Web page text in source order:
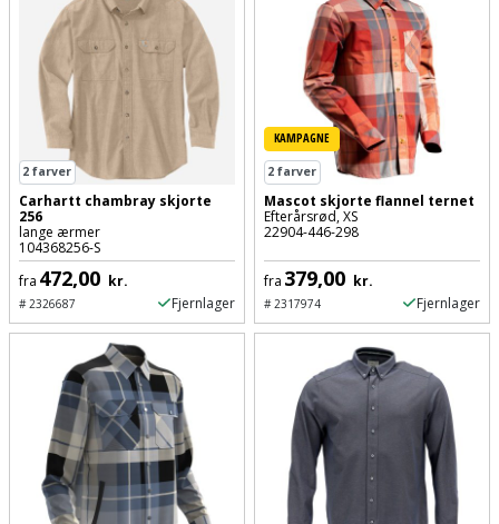
Plastlister
Radonsikring
Rumdeler
Sand
og
grus
Skruer,
bolte
og
møtrikker
Skunklem
Søm
Løfteudstyr
Målebånd
Markeringsværktøj
Mejsel
Murerværktøj
Nedstryger
Nøgleværktøj
Økse
Oliekande
Palleløfter
Flisevibrator
Føringsskinne
Forlængerledning
Fugepistol
Fugtmåler
Gipsskruemaskine
Girafsliber
Girafsliber
tilbehør
Høvl
Industristøvsuger
Gummibåd
og
kajak
Havemøbler
Havepleje
Haveredskaber
Haveslange
og
tilbehør
Havetilbehør
Hegn
Højbede
2farver
Carhartt chambray skjorte
256
lange ærmer
104368256-S
fra 472,00 kr.
#2326687 Fjernlager
KAMPAGNE
2farver
Mascot skjorte flannel ternet
Efterårsrød, XS
22904-446-298
fra 379,00 kr.
#2317974 Fjernlager